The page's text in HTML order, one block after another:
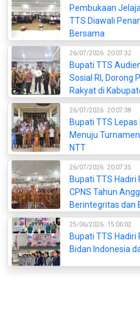
Pembukaan
TTS Diawali
Bersama
26/07/2026 20:07:32
Bupati TTS
Sosial RI, Dorong
Rakyat di
26/07/2026 20:07:38
Bupati TTS Lepas
Menuju
NTT
26/07/2026 20:07:35
Bupati TTS
CPNS Tahun
Berintegritas dan
25/06/2026 15:06:02
Bupati TTS Hadiri
Bidan Indonesia